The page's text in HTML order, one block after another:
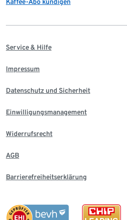
Service & Hilfe
Impressum
Datenschutz und Sicherheit
Einwilligungsmanagement
Widerrufsrecht
AGB
Barrierefreiheitserklärung